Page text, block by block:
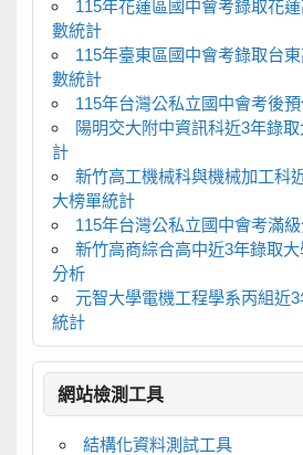
115年花蓮區國中會考錄取花
數統計
115年臺東區國中會考錄取台
數統計
115年台灣公私立國中會考後
陽明交大附中資訊科近3年錄
計
新竹高工機械科與機械加工科
大榜單統計
115年台灣公私立國中會考滿
新竹高商綜合高中近3年錄取
分析
元智大學電機工程學系丙組近
統計
網站檢測工具
結構化資料測試工具